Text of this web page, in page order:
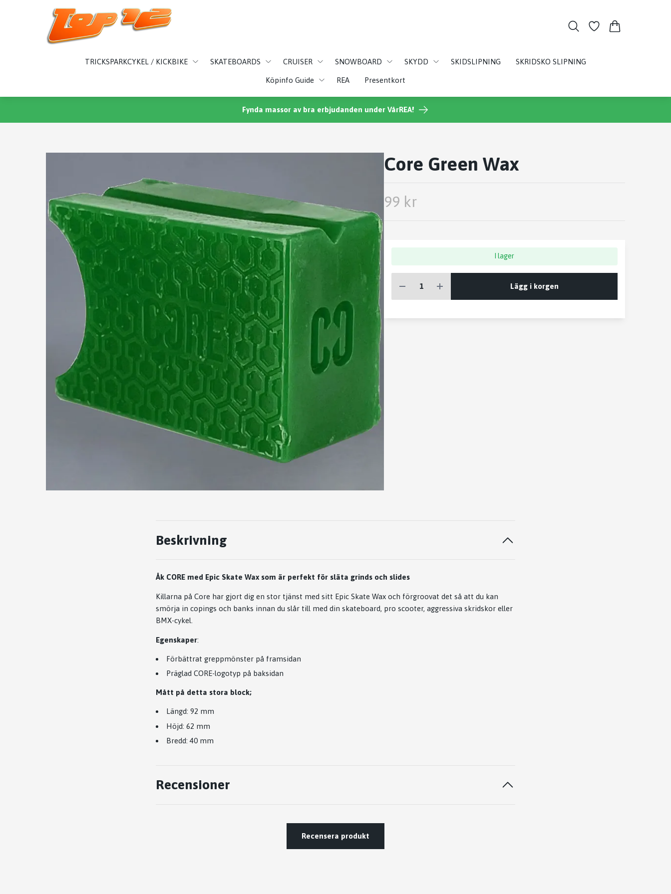
TRICKSPARKCYKEL / KICKBIKE SKATEBOARDS CRUISER SNOWBOARD SKYDD SKIDSLIPNING SKRIDSKO SLIPNING
Köpinfo Guide REA Presentkort
Fynda massor av bra erbjudanden under VårREA!
Core Green Wax
99 kr
I lager
Lägg i korgen
Beskrivning
Åk CORE med Epic Skate Wax som är perfekt för släta grinds och slides
Killarna på Core har gjort dig en stor tjänst med sitt Epic Skate Wax och förgroovat det så att du kan
smörja in copings och banks innan du slår till med din skateboard, pro scooter, aggressiva skridskor eller
BMX-cykel.
Egenskaper:
Förbättrat greppmönster på framsidan
Präglad CORE-logotyp på baksidan
Mått på detta stora block;
Längd: 92 mm
Höjd: 62 mm
Bredd: 40 mm
Recensioner
Recensera produkt